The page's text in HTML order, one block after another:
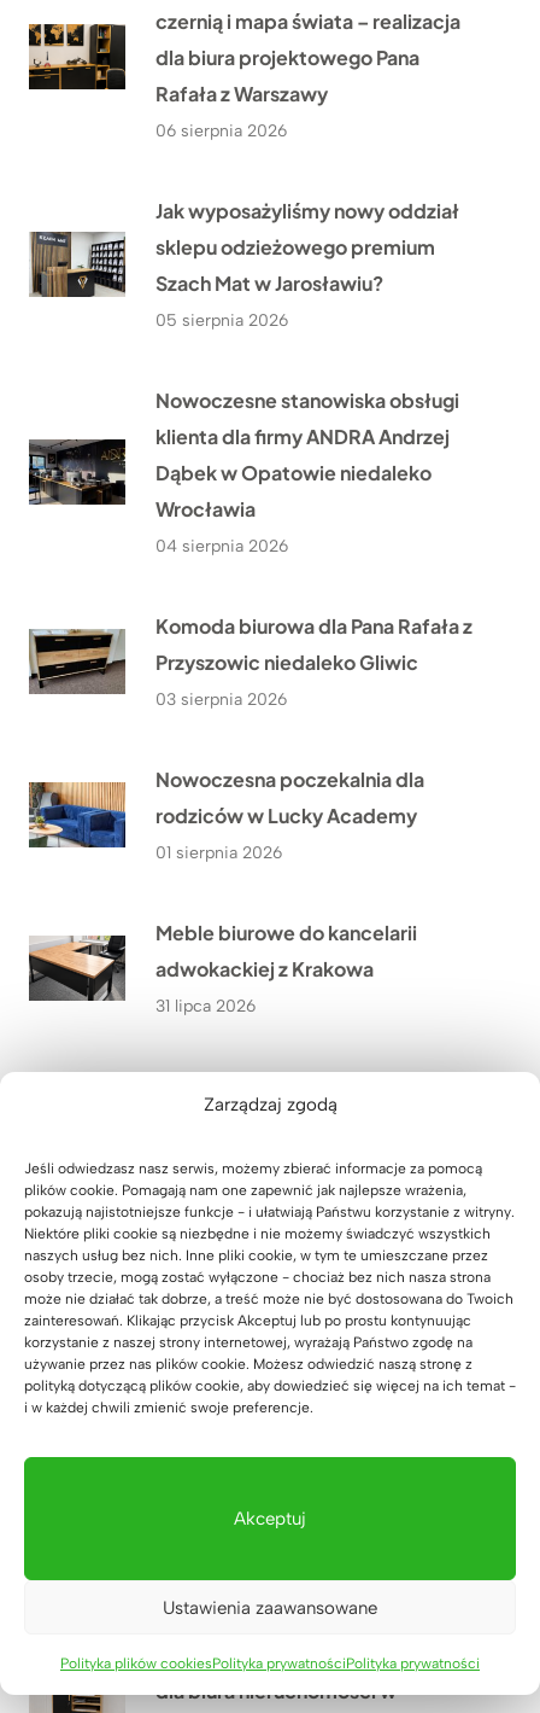
Zarządzaj zgodą
Jeśli odwiedzasz nasz serwis, możemy zbierać informacje za pomocą
plików cookie. Pomagają nam one zapewnić jak najlepsze wrażenia,
pokazują najistotniejsze funkcje - i ułatwiają Państwu korzystanie z witryny.
Niektóre pliki cookie są niezbędne i nie możemy świadczyć wszystkich
naszych usług bez nich. Inne pliki cookie, w tym te umieszczane przez
osoby trzecie, mogą zostać wyłączone - chociaż bez nich nasza strona
może nie działać tak dobrze, a treść może nie być dostosowana do Twoich
zainteresowań. Klikając przycisk Akceptuj lub po prostu kontynuując
korzystanie z naszej strony internetowej, wyrażają Państwo zgodę na
używanie przez nas plików cookie. Możesz odwiedzić naszą stronę z
polityką dotyczącą plików cookie, aby dowiedzieć się więcej na ich temat -
i w każdej chwili zmienić swoje preferencje.
Akceptuj
Ustawienia zaawansowane
Polityka plików cookiesPolityka prywatnościPolityka prywatności
czernią i mapa świata – realizacja
dla biura projektowego Pana
Rafała z Warszawy
06 sierpnia 2026
Jak wyposażyliśmy nowy oddział
sklepu odzieżowego premium
Szach Mat w Jarosławiu?
05 sierpnia 2026
Nowoczesne stanowiska obsługi
klienta dla firmy ANDRA Andrzej
Dąbek w Opatowie niedaleko
Wrocławia
04 sierpnia 2026
Komoda biurowa dla Pana Rafała z
Przyszowic niedaleko Gliwic
03 sierpnia 2026
Nowoczesna poczekalnia dla
rodziców w Lucky Academy
01 sierpnia 2026
Meble biurowe do kancelarii
adwokackiej z Krakowa
31 lipca 2026
zamówienie
30 lipca 2026
Meble dla szkoły językowej Lucky
Academy w Biłgoraju – przestrzeń,
która wspiera naukę
29 lipca 2026
Adwokackiej Adwokat Marty
Jak stworzyliśmy szafę biurową z
miejscem na drukarkę i dokumenty
dla biura nieruchomości w